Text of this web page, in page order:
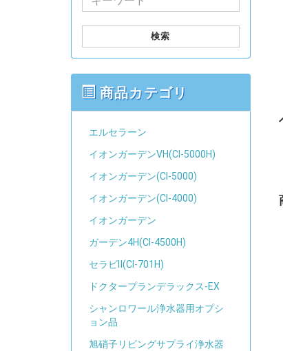
検索
商品カテゴリ
エルセラーン
イオンガーデンVH(CI-5000H)
イオンガーデン(CI-5000)
イオンガーデン(CI-4000)
イオンガーデン
ガーデン4H(CI-4500H)
セラビⅡ(CI-701H)
ドクタープランデラックス-EX
シャンロワール浄水器用オプシ
ョン品
旭硝子リビングサプライ浄水器